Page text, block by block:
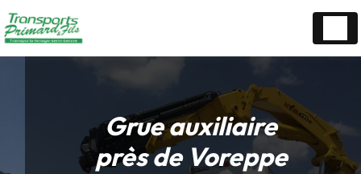
Grue auxiliaire
près de Voreppe